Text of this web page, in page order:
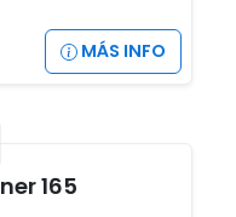
MÁS INFO
165